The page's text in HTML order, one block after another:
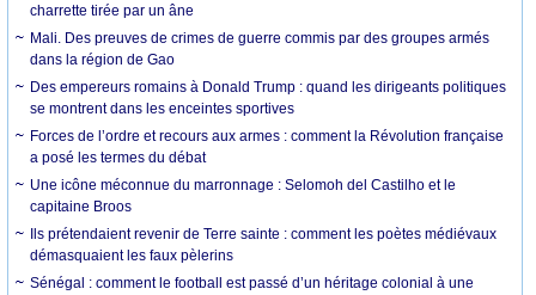
charrette tirée par un âne
Mali. Des preuves de crimes de guerre commis par des groupes armés
dans la région de Gao
Des empereurs romains à Donald Trump : quand les dirigeants politiques
se montrent dans les enceintes sportives
Forces de l’ordre et recours aux armes : comment la Révolution française
a posé les termes du débat
Une icône méconnue du marronnage : Selomoh del Castilho et le
capitaine Broos
Ils prétendaient revenir de Terre sainte : comment les poètes médiévaux
démasquaient les faux pèlerins
Sénégal : comment le football est passé d’un héritage colonial à une